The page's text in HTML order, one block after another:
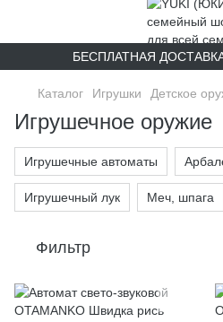
БЕСПЛАТНАЯ
Каталог Игрушки Детское
Игрушечное оружие
Игрушечные автоматы
Игрушечный лук Меч, шпага
Фильтр